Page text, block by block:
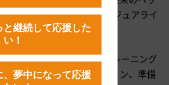
、鮮明に再現できる3Dビジュアライ
す。
、没入型のVRを使ってトレーニング
ワーク、コミュニケーション、準備
と継続して応援した
い！
、夢中になって応援